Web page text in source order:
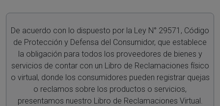
De acuerdo con lo dispuesto por la Ley N° 29571, Código
de Protección y Defensa del Consumidor, que establece
la obligación para todos los proveedores de bienes y
servicios de contar con un Libro de Reclamaciones físico
o virtual, donde los consumidores pueden registrar quejas
o reclamos sobre los productos o servicios,
presentamos nuestro Libro de Reclamaciones Virtual.